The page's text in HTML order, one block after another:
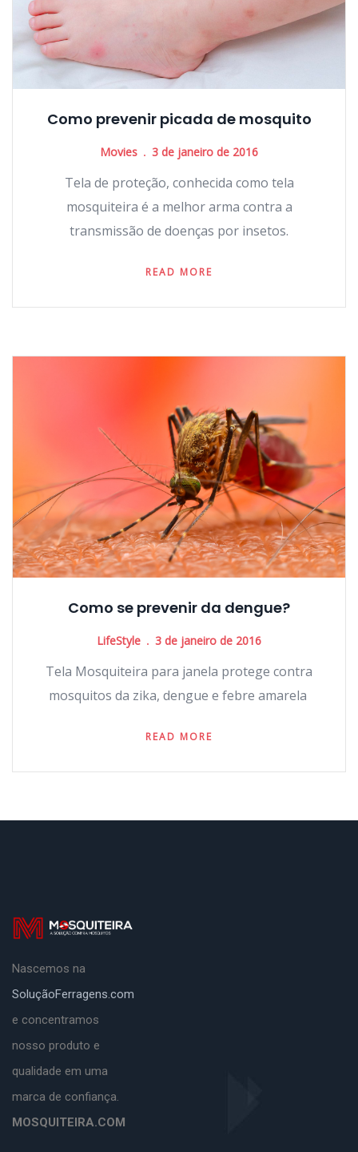
Como prevenir picada de mosquito
Movies 3 de janeiro de 2016
Tela de proteção, conhecida como tela
mosquiteira é a melhor arma contra a
transmissão de doenças por insetos.
READ MORE
Como se prevenir da dengue?
LifeStyle 3 de janeiro de 2016
Tela Mosquiteira para janela protege contra
mosquitos da zika, dengue e febre amarela
READ MORE
Nascemos na
SoluçãoFerragens.com
e concentramos
nosso produto e
qualidade em uma
marca de confiança.
MOSQUITEIRA.COM